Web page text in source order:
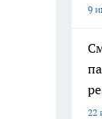
9
22